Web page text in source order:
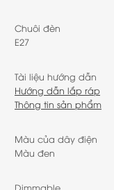
Chuôi đèn
E27
Tài liệu hướng dẫn
Hướng dẫn lắp ráp
Thông tin sản phẩm
Màu của dây điện
Màu đen
Dimmable